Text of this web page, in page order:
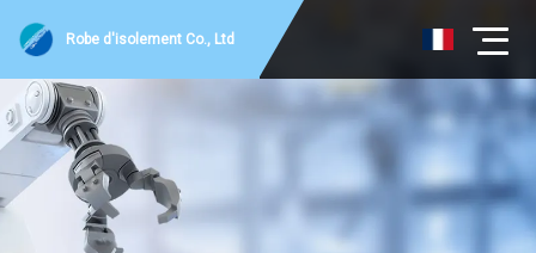
Robe d'isolement Co., Ltd